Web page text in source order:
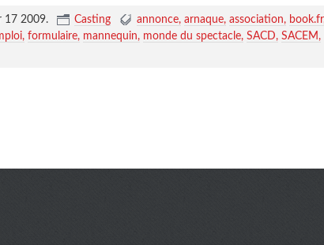
17 2009. Casting annonce arnaque association book.fr
formulaire mannequin monde du spectacle SACD SACEM